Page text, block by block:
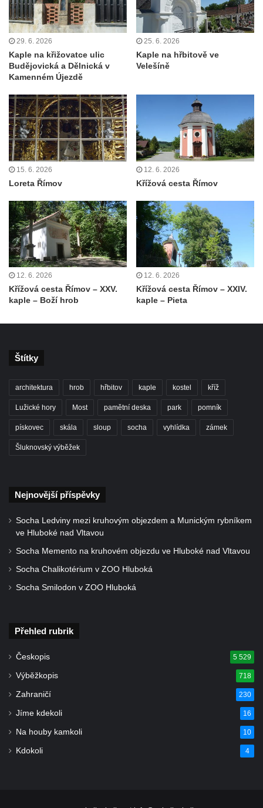
Kostel svatého Josefa v Krásné u Pěnčína
Kostel Panny Marie Pomocné s Ivanitskou
poustevnou v Teplicích nad Metují
Hřbitovní kaple/márnice na hřbitově v
Teplicích nad Metují
Kostel svatého Vavřince v Teplicích nad
Metují
Hrobová kaple Johanna Nitsche na
hřbitově na Vlčí Hoře
Kaple Panny Marie Karmelské na Vlčí Hoře
Kostel svatého Bartoloměje v Teplicích
náměstí v Teplicích
Chrám Povýšení svatého Kříže na
Zámeckém náměstí v Teplicích
Výklenková kaple u vodojemu v severní
části Kozel
Kaple u kostela svatého Jakuba Většího
nad Ploučnicí
Hrobová kaple Mattauschů na hřbitově v
Hrobka rodiny Rohn na hřbitově v
Šumburku nad Desnou – Tanvaldu
Hřbitovní kaple v Šumburku nad Desnou –
Tanvaldu
Kostel svatého Františka z Assisi v Tanvaldu
Riedlova hrobka v Desné
Křečanech
Bývalá márnice u hřbitova v Dubé
29. 6. 2026
Kaple na křižovatce ulic
Budějovická a Dělnická v
Kamenném Újezdě
25. 6. 2026
Kaple na hřbitově ve
Velešíně
15. 6. 2026
Loreta Římov
12. 6. 2026
Křížová cesta Římov
12. 6. 2026
Křížová cesta Římov – XXV.
kaple – Boží hrob
12. 6. 2026
Křížová cesta Římov – XXIV.
kaple – Pieta
Štítky
architektura hrob hřbitov kaple kostel kříž
Lužické hory Most pamětní deska park pomník
pískovec skála sloup socha vyhlídka zámek
Šluknovský výběžek
Nejnovější příspěvky
Socha Ledviny mezi kruhovým objezdem a Munickým rybníkem
ve Hluboké nad Vltavou
Socha Memento na kruhovém objezdu ve Hluboké nad Vltavou
Socha Chalikotérium v ZOO Hluboká
Socha Smilodon v ZOO Hluboká
Přehled rubrik
Českopis 5 529
Výběžkopis 718
Zahraničí 230
Jíme kdekoli 16
Na houby kamkoli 10
Kdokoli 4